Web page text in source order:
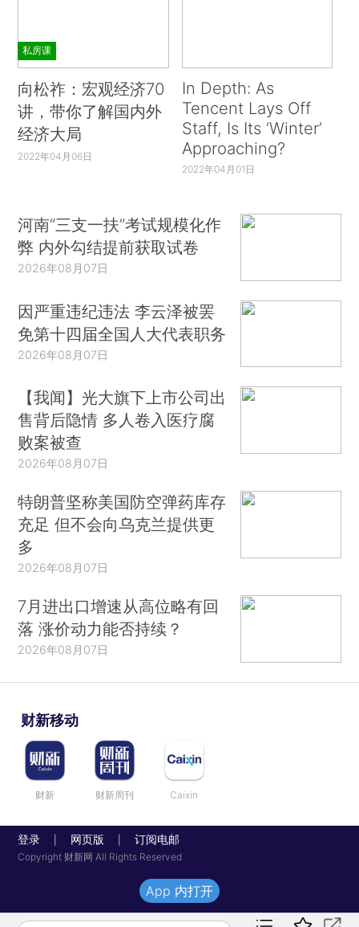
私房课
向松祚：宏观经济70
讲，带你了解国内外
经济大局
2022年04月06日
In Depth: As
Tencent Lays Off
Staff, Is Its ‘Winter’
Approaching?
2022年04月01日
河南“三支一扶”考试规模化作
弊 内外勾结提前获取试卷
2026年08月07日
因严重违纪违法 李云泽被罢
免第十四届全国人大代表职务
2026年08月07日
【我闻】光大旗下上市公司出
售背后隐情 多人卷入医疗腐
败案被查
2026年08月07日
特朗普坚称美国防空弹药库存
充足 但不会向乌克兰提供更
多
2026年08月07日
7月进出口增速从高位略有回
落 涨价动力能否持续？
2026年08月07日
财新移动
财新 财新周刊 Caixin
登录 网页版 订阅电邮
Copyright 财新网 All Rights Reserved
App 内打开